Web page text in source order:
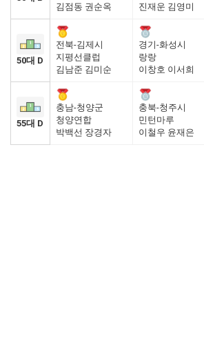
김점동 권순옥
진재운 김영미
50대 D
전북-김제시
지평선클럽
김남준 김미순
경기-화성시
랑랑
이창호 이서희
55대 D
충남-청양군
청양연합
박백선 장경자
충북-청주시
민턴마루
이철우 윤재은